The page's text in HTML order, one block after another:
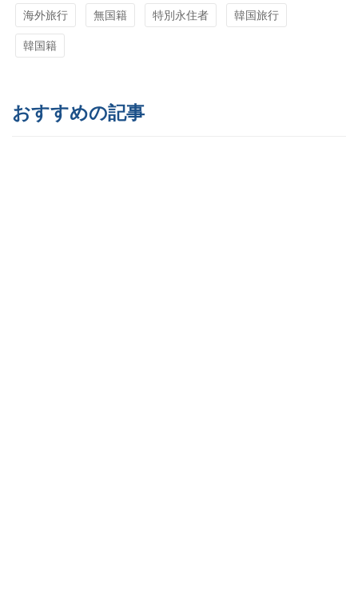
海外旅行 無国籍 特別永住者 韓国旅行
韓国籍
おすすめの記事